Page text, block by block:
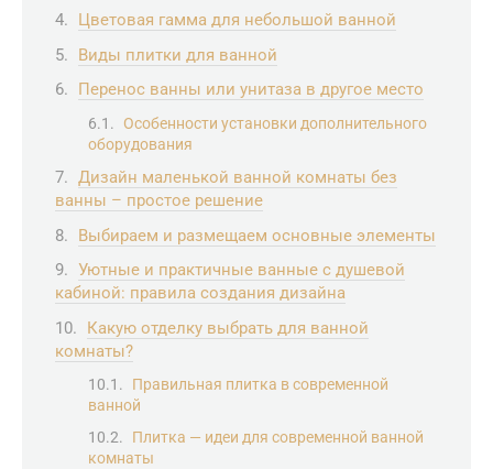
Цветовая гамма для небольшой ванной
Виды плитки для ванной
Перенос ванны или унитаза в другое место
Особенности установки дополнительного
оборудования
Дизайн маленькой ванной комнаты без
ванны – простое решение
Выбираем и размещаем основные элементы
Уютные и практичные ванные с душевой
кабиной: правила создания дизайна
Какую отделку выбрать для ванной
комнаты?
Правильная плитка в современной
ванной
Плитка — идеи для современной ванной
комнаты